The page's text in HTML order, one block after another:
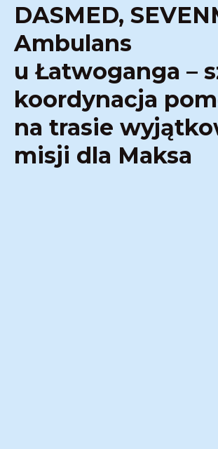
DASMED,
Ambulans
u Łatwoganga –
koordynacja
na trasie
misji dla Maksa